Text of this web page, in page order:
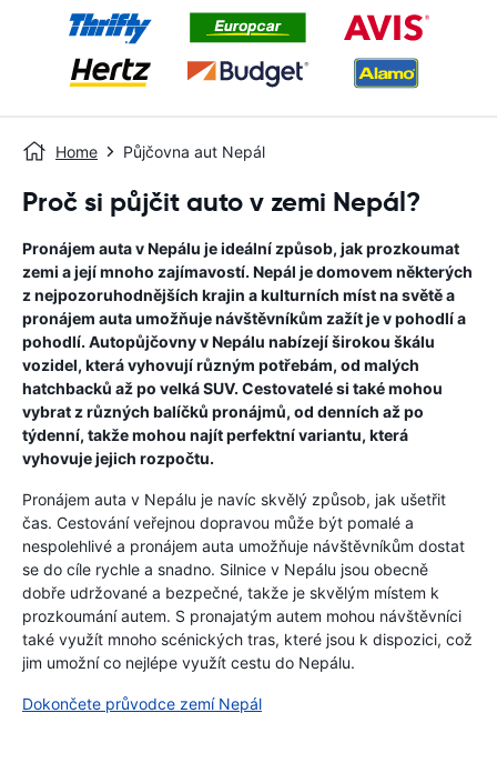
Home Půjčovna aut Nepál
Proč si půjčit auto v zemi Nepál?
Pronájem auta v Nepálu je ideální způsob, jak prozkoumat
zemi a její mnoho zajímavostí. Nepál je domovem některých
z nejpozoruhodnějších krajin a kulturních míst na světě a
pronájem auta umožňuje návštěvníkům zažít je v pohodlí a
pohodlí. Autopůjčovny v Nepálu nabízejí širokou škálu
vozidel, která vyhovují různým potřebám, od malých
hatchbacků až po velká SUV. Cestovatelé si také mohou
vybrat z různých balíčků pronájmů, od denních až po
týdenní, takže mohou najít perfektní variantu, která
vyhovuje jejich rozpočtu.
Pronájem auta v Nepálu je navíc skvělý způsob, jak ušetřit
čas. Cestování veřejnou dopravou může být pomalé a
nespolehlivé a pronájem auta umožňuje návštěvníkům dostat
se do cíle rychle a snadno. Silnice v Nepálu jsou obecně
dobře udržované a bezpečné, takže je skvělým místem k
prozkoumání autem. S pronajatým autem mohou návštěvníci
také využít mnoho scénických tras, které jsou k dispozici, což
jim umožní co nejlépe využít cestu do Nepálu.
Dokončete průvodce zemí Nepál